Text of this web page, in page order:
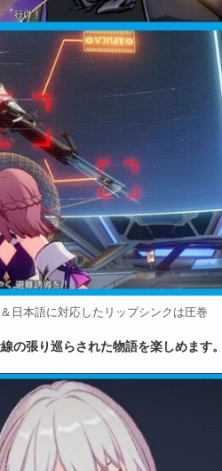
日本語に対応したリップシンクは圧巻
の張り巡らされた物語を楽しめます。